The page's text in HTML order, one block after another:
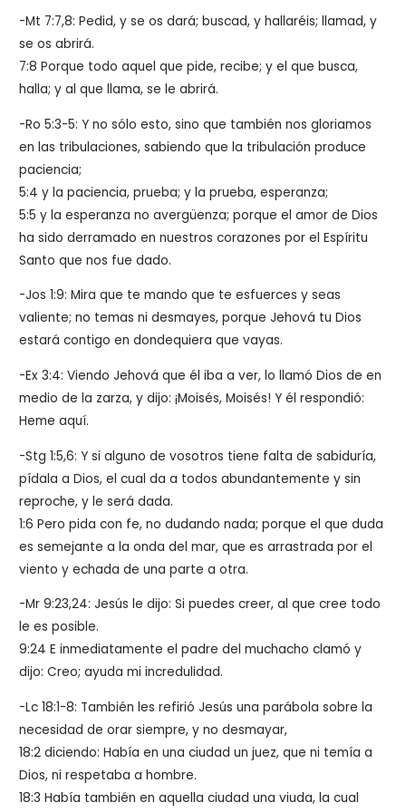
-Mt 7:7,8:Pedid, y se os dará; buscad, y hallaréis; llamad, y
se os abrirá.
7:8 Porque todo aquel que pide, recibe; y el que busca,
halla; y al que llama, se le abrirá.
-Ro 5:3-5: Y no sólo esto, sino que también nos gloriamos
en las tribulaciones, sabiendo que la tribulación produce
paciencia;
5:4 y la paciencia, prueba; y la prueba, esperanza;
5:5 y la esperanza no avergüenza; porque el amor de Dios
ha sido derramado en nuestros corazones por el Espíritu
Santo que nos fue dado.
-Jos 1:9: Mira que te mando que te esfuerces y seas
valiente; no temas ni desmayes, porque Jehová tu Dios
estará contigo en dondequiera que vayas.
-Ex 3:4: Viendo Jehová que él iba a ver, lo llamó Dios de en
medio de la zarza, y dijo: ¡Moisés, Moisés! Y él respondió:
Heme aquí.
-Stg 1:5,6: Y si alguno de vosotros tiene falta de sabiduría,
pídala a Dios, el cual da a todos abundantemente y sin
reproche, y le será dada.
1:6 Pero pida con fe, no dudando nada; porque el que duda
es semejante a la onda del mar, que es arrastrada por el
viento y echada de una parte a otra.
-Mr 9:23,24: Jesús le dijo:Si puedes creer, al que cree todo
le es posible.
9:24 E inmediatamente el padre del muchacho clamó y
dijo: Creo; ayuda mi incredulidad.
-Lc 18:1-8: También les refirió Jesús una parábola sobre la
necesidad de orar siempre, y no desmayar,
18:2 diciendo:Había en una ciudad un juez, que ni temía a
Dios, ni respetaba a hombre.
18:3 Había también en aquella ciudad una viuda, la cual